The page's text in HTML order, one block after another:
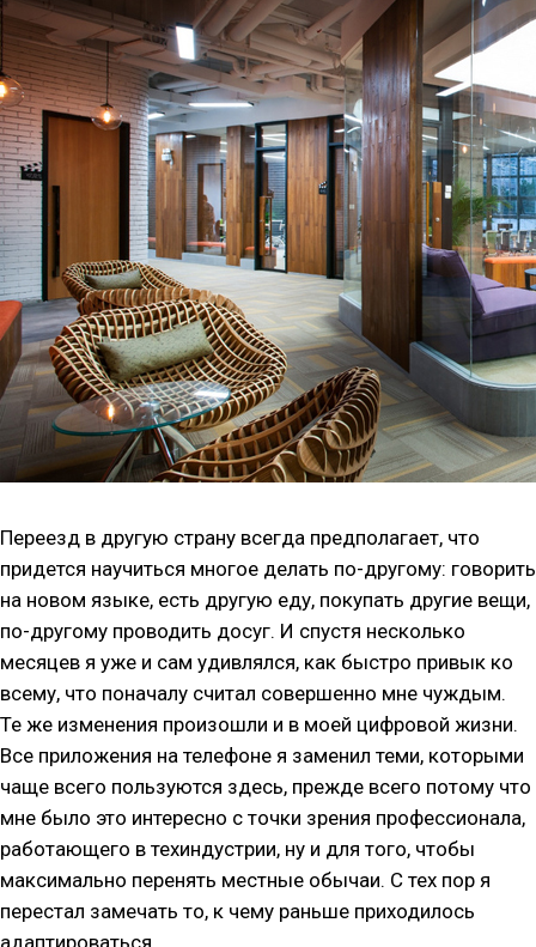
Переезд в другую страну всегда предполагает, что
придется научиться многое делать по-другому: говорить
на новом языке, есть другую еду, покупать другие вещи,
по-другому проводить досуг. И спустя несколько
месяцев я уже и сам удивлялся, как быстро привык ко
всему, что поначалу считал совершенно мне чуждым.
Те же изменения произошли и в моей цифровой жизни.
Все приложения на телефоне я заменил теми, которыми
чаще всего пользуются здесь, прежде всего потому что
мне было это интересно с точки зрения профессионала,
работающего в техиндустрии, ну и для того, чтобы
максимально перенять местные обычаи. С тех пор я
перестал замечать то, к чему раньше приходилось
адаптироваться.